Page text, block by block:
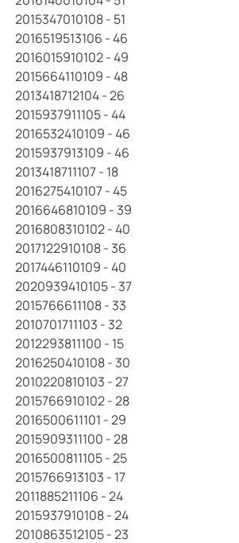
2015347010108 - 51
2016519513106 - 46
2016015910102 - 49
2015664110109 - 48
2013418712104 - 26
2015937911105 - 44
2016532410109 - 46
2015937913109 - 46
2013418711107 - 18
2016275410107 - 45
2016646810109 - 39
2016808310102 - 40
2017122910108 - 36
2017446110109 - 40
2020939410105 - 37
2015766611108 - 33
2010701711103 - 32
2012293811100 - 15
2016250410108 - 30
2010220810103 - 27
2015766910102 - 28
2016500611101 - 29
2015909311100 - 28
2016500811105 - 25
2015766913103 - 17
2011885211106 - 24
2015937910108 - 24
2010863512105 - 23